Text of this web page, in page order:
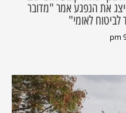
את הנפגע אמר "מדובר
לאומי"